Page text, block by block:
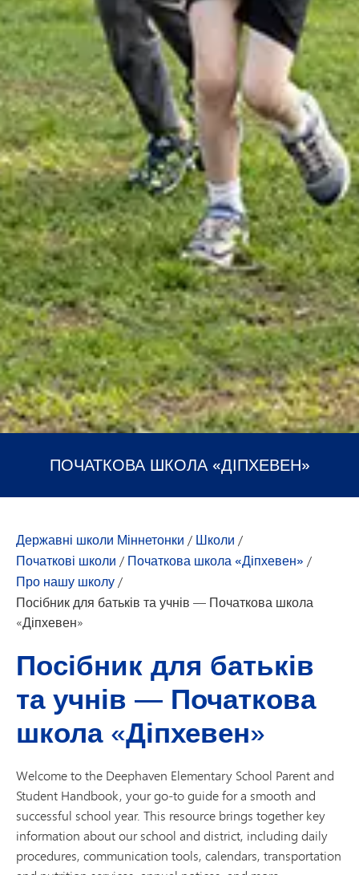
ПОЧАТКОВА ШКОЛА «ДІПХЕВЕН»
Державні школи Міннетонки / Школи /
Початкові школи / Початкова школа «Діпхевен» /
Про нашу школу/
Посібник для батьків та учнів — Початкова школа
«Діпхевен»
Посібник для батьків
та учнів — Початкова
школа «Діпхевен»
Welcome to the Deephaven Elementary School Parent and
Student Handbook, your go‑to guide for a smooth and
successful school year. This resource brings together key
information about our school and district, including daily
procedures, communication tools, calendars, transportation